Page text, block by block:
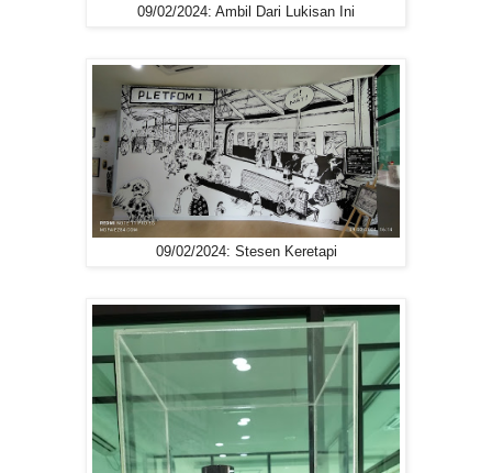
09/02/2024: Ambil Dari Lukisan Ini
09/02/2024: Stesen Keretapi